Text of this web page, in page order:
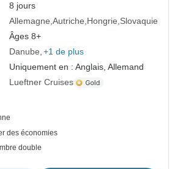
8 jours
Allemagne Autriche Hongrie Slovaquie
Âges 8+
Danube +1 de plus
Uniquement en : Anglais, Allemand
Lueftner Cruises
des économies
double